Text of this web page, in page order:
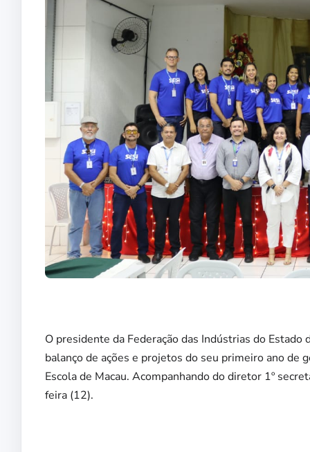
O presidente da Federação das Indústrias do
balanço de ações e projetos do seu primeiro ano de
Escola de Macau. Acompanhando do diretor 1º
feira (12).